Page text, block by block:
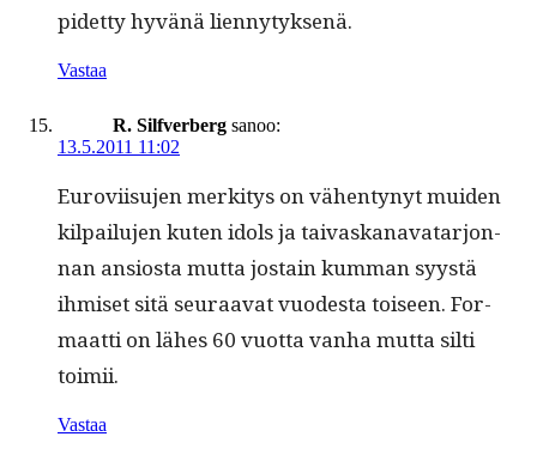
pidet­ty hyvänä liennytyksenä.
Vastaa
R. Silfverberg sanoo:
13.5.2011 11:02
Eurovi­isu­jen merk­i­tys on vähen­tynyt muiden
kil­pailu­jen kuten idols ja taivaskana­vatar­jon­
nan ansios­ta mut­ta jostain kum­man syys­tä
ihmiset sitä seu­raa­vat vuodes­ta toiseen. For­
maat­ti on läh­es 60 vuot­ta van­ha mut­ta silti
toimii.
Vastaa